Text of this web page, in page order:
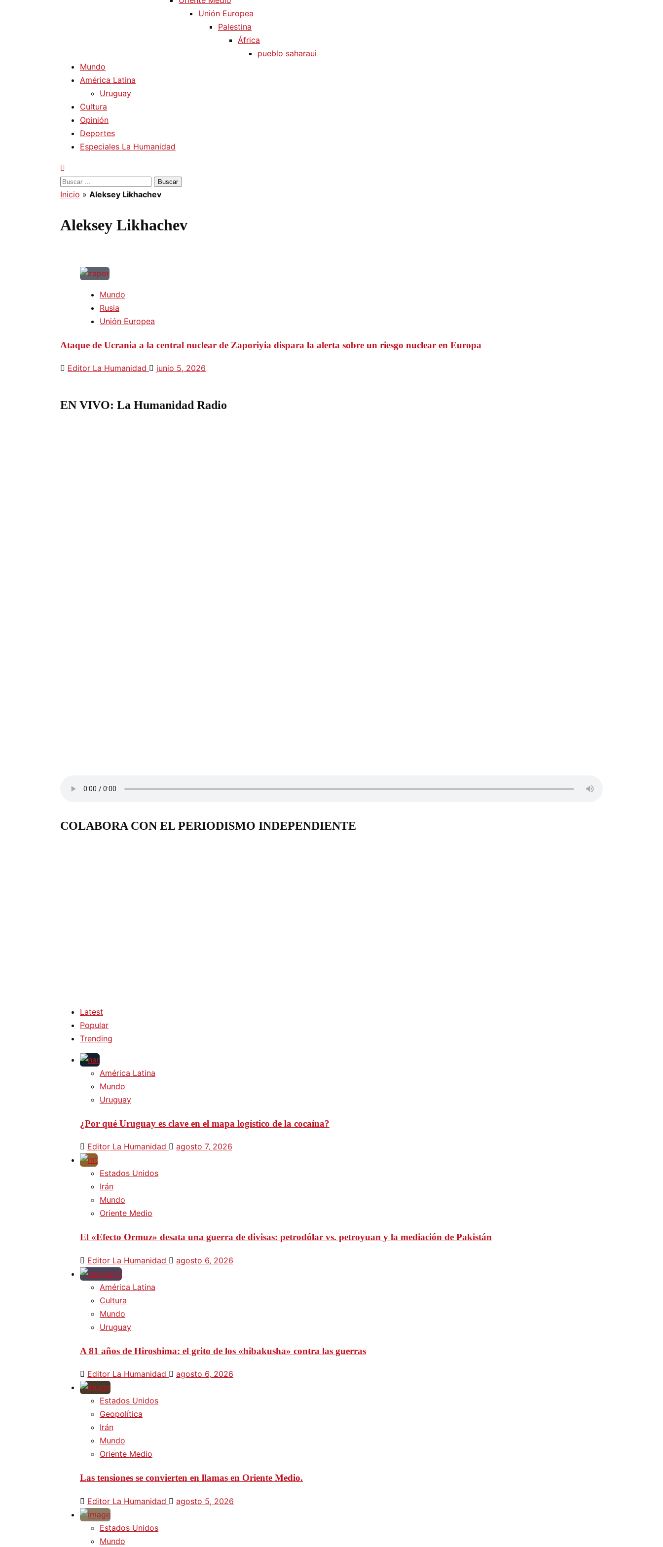
Unión Europea
Palestina
África
pueblo saharaui
Mundo
América Latina
Uruguay
Cultura
Opinión
Deportes
Especiales La Humanidad
Buscar:
Inicio » Aleksey Likhachev
Aleksey Likhachev
Mundo
Rusia
Unión Europea
Ataque de Ucrania a la central nuclear de Zaporiyia dispara la alerta sobre un riesgo nuclear en Europa
Editor La Humanidad junio 5, 2026
EN VIVO: La Humanidad Radio
COLABORA CON EL PERIODISMO INDEPENDIENTE
Latest
Popular
Trending
América Latina
Mundo
Uruguay
¿Por qué Uruguay es clave en el mapa logístico de la cocaína?
Editor La Humanidad agosto 7, 2026
Estados Unidos
Irán
Mundo
Oriente Medio
El «Efecto Ormuz» desata una guerra de divisas: petrodólar vs. petroyuan y la mediación de Pakistán
Editor La Humanidad agosto 6, 2026
América Latina
Cultura
Mundo
Uruguay
A 81 años de Hiroshima: el grito de los «hibakusha» contra las guerras
Editor La Humanidad agosto 6, 2026
Estados Unidos
Geopolítica
Irán
Mundo
Oriente Medio
Las tensiones se convierten en llamas en Oriente Medio.
Editor La Humanidad agosto 5, 2026
Estados Unidos
Mundo